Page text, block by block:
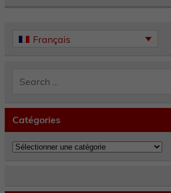
Français
Catégories
Catégories